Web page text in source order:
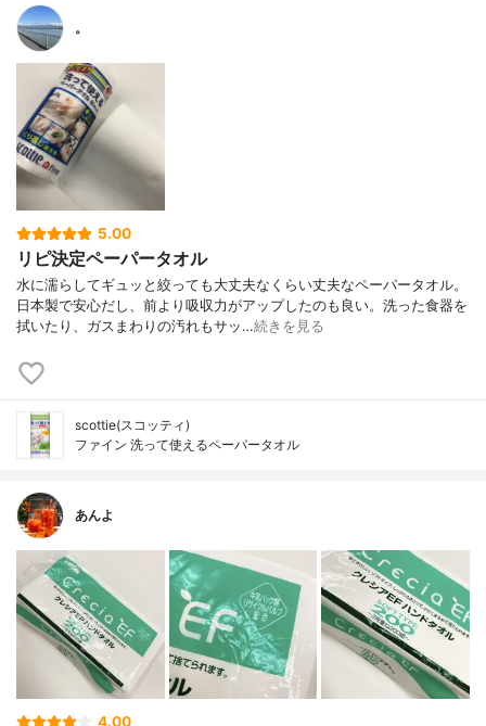
。
5.00
リピ決定ペーパータオル
水に濡らしてギュッと絞っても大丈夫なくらい丈夫なペーパータオル。
日本製で安心だし、前より吸収力がアップしたのも良い。洗った食器を
拭いたり、ガスまわりの汚れもサッ…続きを見る
scottie(スコッティ)
ファイン 洗って使えるペーパータオル
あんよ
4.00